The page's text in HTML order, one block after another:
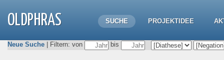
OLDPHRAS SUCHE PROJEKTIDEE
Neue Suche | Filtern: von bis